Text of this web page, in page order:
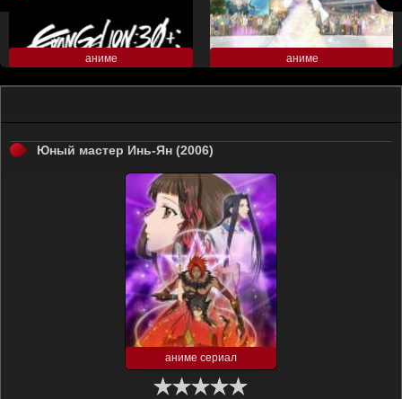
аниме аниме
Юный мастер Инь-Ян (2006)
аниме сериал